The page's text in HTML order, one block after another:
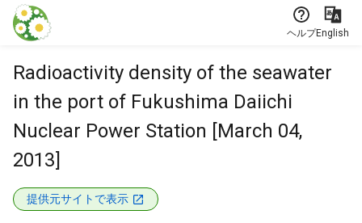
本文に飛ぶ
ヘルプEnglish
Radioactivity density of the seawater
in the port of Fukushima Daiichi
Nuclear Power Station [March 04,
2013]
提供元サイトで表示